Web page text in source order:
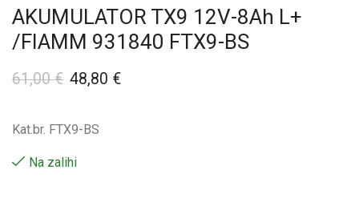
AKUMULATOR TX9 12V-8Ah L+
/FIAMM 931840 FTX9-BS
61,00€ 48,80 €
Kat.br. FTX9-BS
Na zalihi